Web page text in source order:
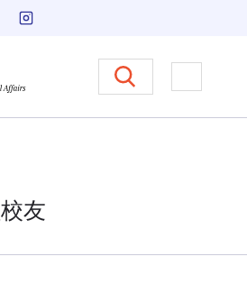
Carnegie Council 国际事务中的
打开菜单
校友